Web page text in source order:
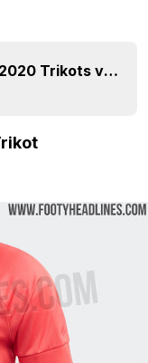
Adidas MLS 2020 Trikots veröffentlicht - Update mit über 30 neuen Bildern